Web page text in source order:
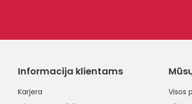
Informacija klientams
Karjera
Visos